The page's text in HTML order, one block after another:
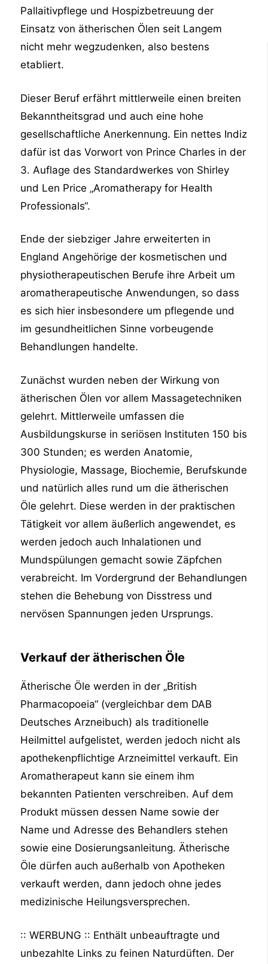
Pallaitivpflege und Hospizbetreuung der
Einsatz von ätherischen Ölen seit Langem
nicht mehr wegzudenken, also bestens
etabliert.
Dieser Beruf erfährt mittlerweile einen breiten
Bekanntheitsgrad und auch eine hohe
gesellschaftliche Anerkennung. Ein nettes Indiz
dafür ist das Vorwort von Prince Charles in der
3. Auflage des Standardwerkes von Shirley
und Len Price „Aromatherapy for Health
Professionals“.
Ende der siebziger Jahre erweiterten in
England Angehörige der kosmetischen und
physiotherapeutischen Berufe ihre Arbeit um
aromatherapeutische Anwendungen, so dass
es sich hier insbesondere um pflegende und
im gesundheitlichen Sinne vorbeugende
Behandlungen handelte.
Zunächst wurden neben der Wirkung von
ätherischen Ölen vor allem Massagetechniken
gelehrt. Mittlerweile umfassen die
Ausbildungskurse in seriösen Instituten 150 bis
300 Stunden; es werden Anatomie,
Physiologie, Massage, Biochemie, Berufskunde
und natürlich alles rund um die ätherischen
Öle gelehrt. Diese werden in der praktischen
Tätigkeit vor allem äußerlich angewendet, es
werden jedoch auch Inhalationen und
Mundspülungen gemacht sowie Zäpfchen
verabreicht. Im Vordergrund der Behandlungen
stehen die Behebung von Disstress und
nervösen Spannungen jeden Ursprungs.
Verkauf der ätherischen Öle
Ätherische Öle werden in der „British
Pharmacopoeia“ (vergleichbar dem DAB
Deutsches Arzneibuch) als traditionelle
Heilmittel aufgelistet, werden jedoch nicht als
apothekenpflichtige Arzneimittel verkauft. Ein
Aromatherapeut kann sie einem ihm
bekannten Patienten verschreiben. Auf dem
Produkt müssen dessen Name sowie der
Name und Adresse des Behandlers stehen
sowie eine Dosierungsanleitung. Ätherische
Öle dürfen auch außerhalb von Apotheken
verkauft werden, dann jedoch ohne jedes
medizinische Heilungsversprechen.
:: WERBUNG :: Enthält unbeauftragte und
unbezahlte Links zu feinen Naturdüften. Der